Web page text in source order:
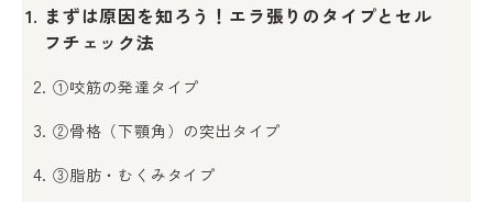
まずは原因を知ろう！エラ張りのタイプとセル
フチェック法
①咬筋の発達タイプ
②骨格（下顎角）の突出タイプ
③脂肪・むくみタイプ